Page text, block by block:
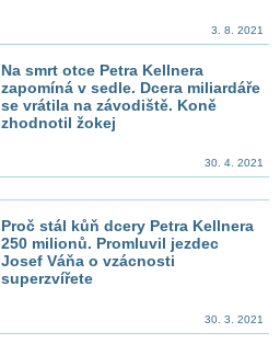
3. 8. 2021
Na smrt otce Petra Kellnera
zapomíná v sedle. Dcera miliardáře
se vrátila na závodiště. Koně
zhodnotil žokej
30. 4. 2021
Proč stál kůň dcery Petra Kellnera
250 milionů. Promluvil jezdec
Josef Váňa o vzácnosti
superzvířete
30. 3. 2021